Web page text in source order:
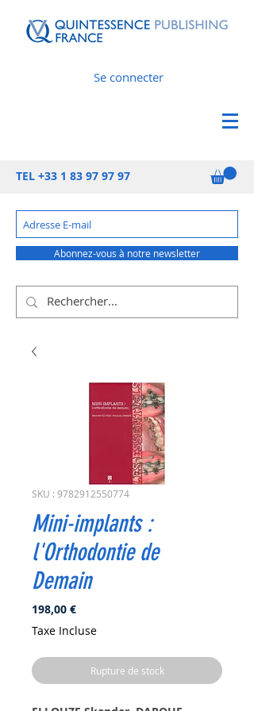
Se connecter
TEL +33 1 83 97 97 97
Abonnez-vous à notre newsletter
SKU : 9782912550774
Mini-implants :
l'Orthodontie de
Demain
198,00 €Prix
Taxe Incluse
Rupture de stock